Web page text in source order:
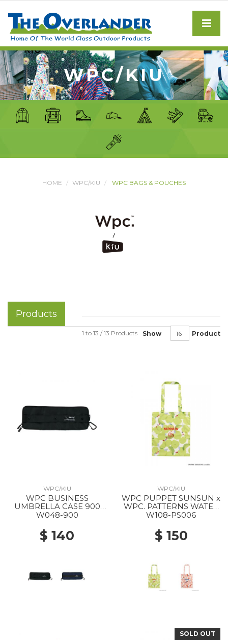
WPC/KIU
HOME WPC/KIU WPC BAGS & POUCHES
Products
Show Product
1 to 13 / 13 Products
WPC/KIU
WPC BUSINESS
UMBRELLA CASE 900
BLACK
W048-900
$ 140
WPC/KIU
WPC PUPPET SUNSUN x
WPC. PATTERNS WATER
REPELLENT TOTE BAG
(NONNON)
W108-PS006
$ 150
SOLD OUT